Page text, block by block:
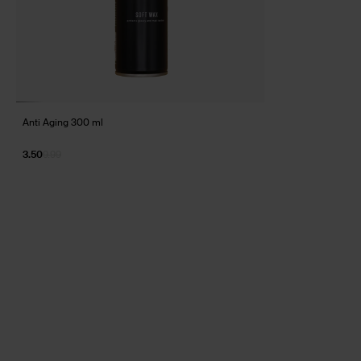
Anti Aging 300 ml
3.50